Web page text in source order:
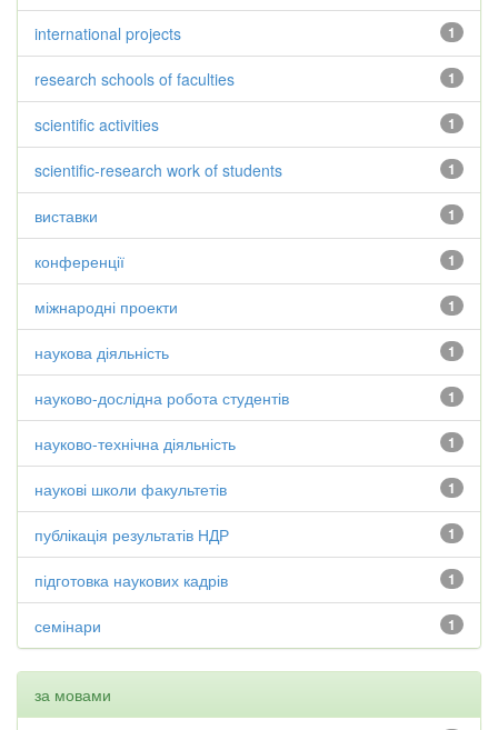
1
international projects
1
research schools of faculties
1
scientific activities
1
scientific-research work of students
1
виставки
1
конференції
1
міжнародні проекти
1
наукова діяльність
1
науково-дослідна робота студентів
1
науково-технічна діяльність
1
наукові школи факультетів
1
публікація результатів НДР
1
підготовка наукових кадрів
1
семінари
за мовами